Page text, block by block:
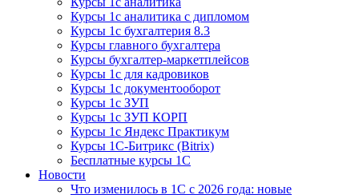
Курсы 1с аналитика с дипломом
Курсы 1с бухгалтерия 8.3
Курсы главного бухгалтера
Курсы бухгалтер-маркетплейсов
Курсы 1с для кадровиков
Курсы 1с документооборот
Курсы 1с ЗУП
Курсы 1с ЗУП КОРП
Курсы 1с Яндекс Практикум
Курсы 1С-Битрикс (Bitrix)
Бесплатные курсы 1С
Новости
Что изменилось в 1С с 2026 года: новые